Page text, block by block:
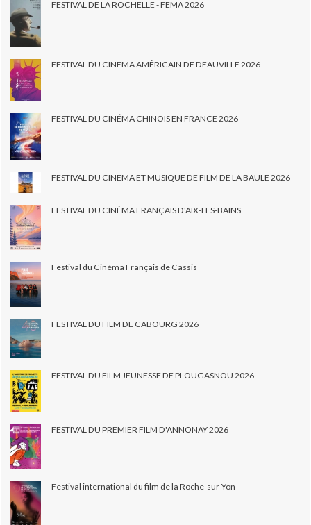
FESTIVAL DE LA ROCHELLE - FEMA 2026
FESTIVAL DU CINEMA AMÉRICAIN DE DEAUVILLE 2026
FESTIVAL DU CINÉMA CHINOIS EN FRANCE 2026
FESTIVAL DU CINEMA ET MUSIQUE DE FILM DE LA BAULE 2026
FESTIVAL DU CINÉMA FRANÇAIS D'AIX-LES-BAINS
Festival du Cinéma Français de Cassis
FESTIVAL DU FILM DE CABOURG 2026
FESTIVAL DU FILM JEUNESSE DE PLOUGASNOU 2026
FESTIVAL DU PREMIER FILM D'ANNONAY 2026
Festival international du film de la Roche-sur-Yon